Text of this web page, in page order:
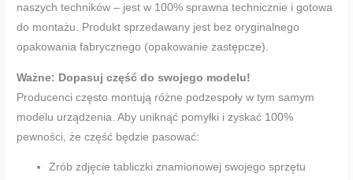
naszych techników – jest w 100% sprawna technicznie i gotowa
do montażu. Produkt sprzedawany jest bez oryginalnego
opakowania fabrycznego (opakowanie zastępcze).
Ważne: Dopasuj część do swojego modelu!
Producenci często montują różne podzespoły w tym samym
modelu urządzenia. Aby uniknąć pomyłki i zyskać 100%
pewności, że część będzie pasować:
Zrób zdjęcie tabliczki znamionowej swojego sprzętu